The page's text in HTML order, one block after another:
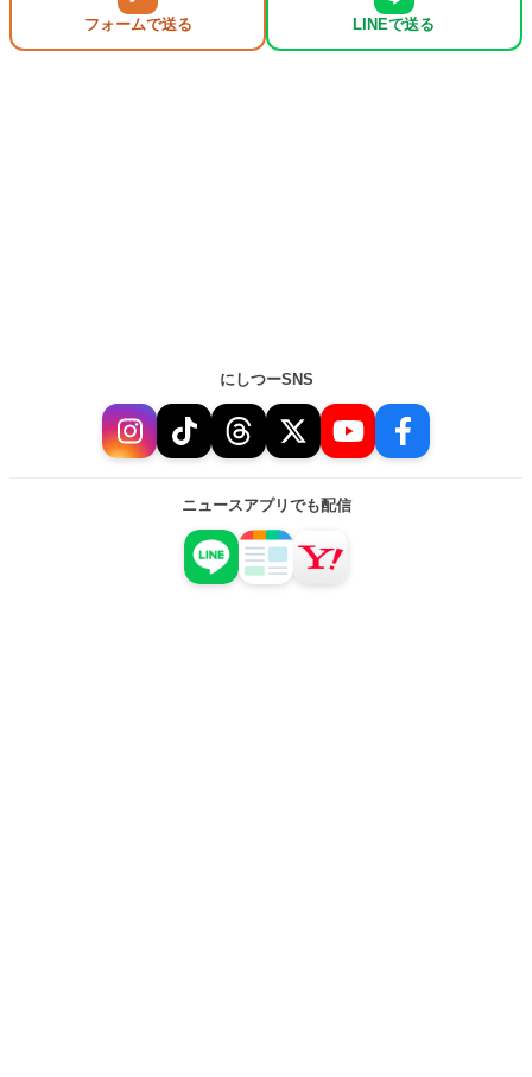
フォームで送る LINEで送る
にしつーSNS
ニュースアプリでも配信